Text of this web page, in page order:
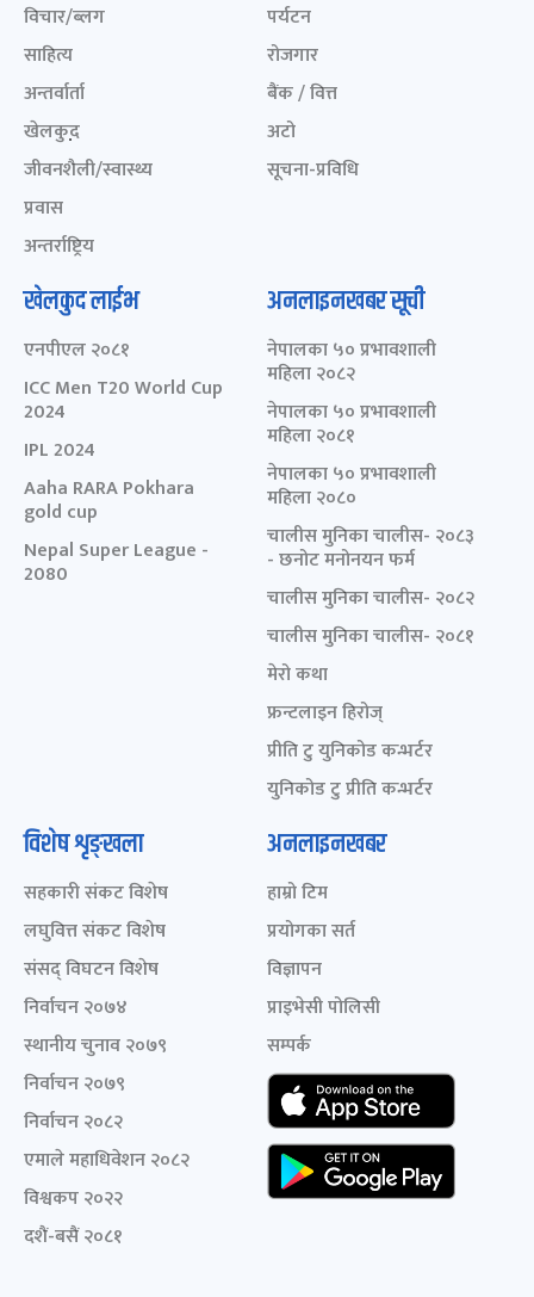
विचार/ब्लग
साहित्य
अन्तर्वार्ता
खेलकुद़़
जीवनशैली/स्वास्थ्य
प्रवास
अन्तर्राष्ट्रिय
पर्यटन
रोजगार
बैंक / वित्त
अटो
सूचना-प्रविधि
खेलकुद लाईभ
एनपीएल २०८१
ICC Men T20 World Cup
2024
IPL 2024
Aaha RARA Pokhara
gold cup
Nepal Super League -
2080
अनलाइनखबर सूची
नेपालका ५० प्रभावशाली
महिला २०८२
नेपालका ५० प्रभावशाली
महिला २०८१
नेपालका ५० प्रभावशाली
महिला २०८०
चालीस मुनिका चालीस- २०८३
- छनोट मनोनयन फर्म
चालीस मुनिका चालीस- २०८२
चालीस मुनिका चालीस- २०८१
मेरो कथा
फ्रन्टलाइन हिरोज्
प्रीति टु युनिकोड कन्भर्टर
युनिकोड टु प्रीति कन्भर्टर
विशेष शृङ्खला
सहकारी संकट विशेष
लघुवित्त संकट विशेष
संसद् विघटन विशेष
निर्वाचन २०७४
स्थानीय चुनाव २०७९
निर्वाचन २०७९
निर्वाचन २०८२
एमाले महाधिवेशन २०८२
विश्वकप २०२२
दशैं-बसैं २०८१
अनलाइनखबर
हाम्रो टिम
प्रयोगका सर्त
विज्ञापन
प्राइभेसी पोलिसी
सम्पर्क